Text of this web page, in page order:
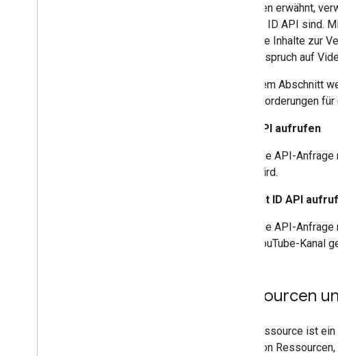
Wie oben erwähnt,
Content ID API sind.
für deine Inhalte zur
auch Anspruch auf
In diesem Abschnitt
den Anforderungen
Data API aufrufen
Die API-
wird.
Content ID API
Die API-
YouTube-Kanal
Ressourcen
Eine Ressource ist
Arten von